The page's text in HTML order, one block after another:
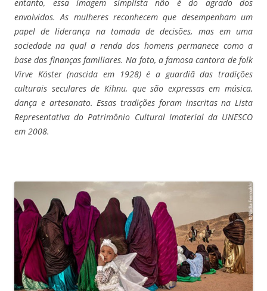
entanto, essa imagem simplista não é do agrado dos
envolvidos. As mulheres reconhecem que desempenham um
papel de liderança na tomada de decisões, mas em uma
sociedade na qual a renda dos homens permanece como a
base das finanças familiares.Na foto, a famosa cantora de folk
Virve Köster (nascida em 1928) é a guardiã das tradições
culturais seculares de Kihnu, que são expressas em música,
dança e artesanato. Essas tradições foram inscritas na Lista
Representativa do Patrimônio Cultural Imaterial da UNESCO
em 2008.